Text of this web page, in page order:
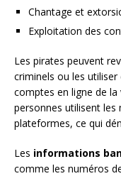
Chantage et
Exploitation des
Les pirates peuvent
criminels ou les utiliser
comptes en ligne de
personnes utilisent les
plateformes, ce qui
Les informations
comme les numéros